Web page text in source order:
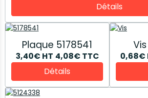
Détails
Plaque 5178541
3,40€ HT 4,08€ TTC
Détails
0,68€